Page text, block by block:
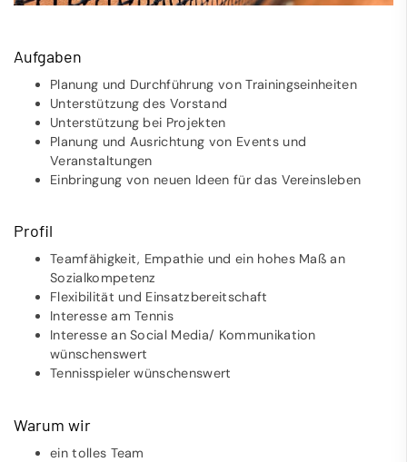
Aufgaben
Planung und Durchführung von Trainingseinheiten
Unterstützung des Vorstand
Unterstützung bei Projekten
Planung und Ausrichtung von Events und
Veranstaltungen
Einbringung von neuen Ideen für das Vereinsleben
Profil
Teamfähigkeit, Empathie und ein hohes Maß an
Sozialkompetenz
Flexibilität und Einsatzbereitschaft
Interesse am Tennis
Interesse an Social Media/ Kommunikation
wünschenswert
Tennisspieler wünschenswert
Warum wir
ein tolles Team